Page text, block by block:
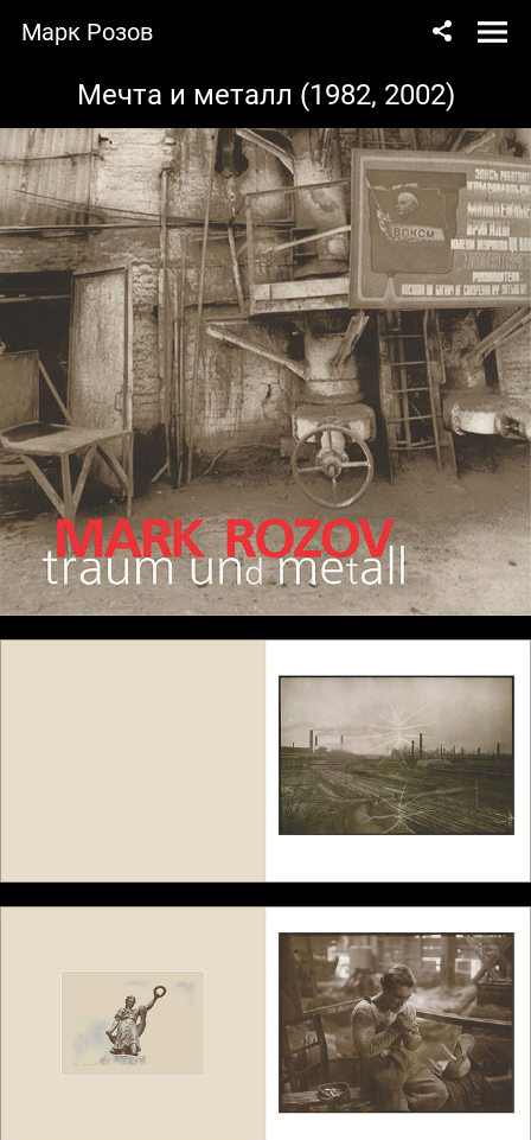
Марк Розов
Мечта и металл (1982, 2002)